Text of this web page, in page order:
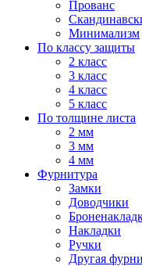
Прованс
Минимализм
По классу защиты
2 класс
3 класс
4 класс
5 класс
По толщине листа
2 мм
3 мм
4 мм
Фурнитура
Замки
Доводчики
Накладки
Ручки
Другая